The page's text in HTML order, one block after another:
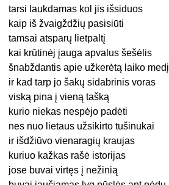
tarsi laukdamas kol jis išsiduos
kaip iš žvaigždžių pasisiūti
tamsai atsparų lietpaltį
kai krūtinėj įauga apvalus šešėlis
šnabždantis apie užkerėtą laiko medį
ir kad tarp jo šakų sidabrinis voras
viską pina į vieną tašką
kurio niekas nespėjo padėti
nes nuo lietaus užsikirto tušinukai
ir išdžiūvo vienaragių kraujas
kuriuo kažkas rašė istorijas
jose buvai virtęs į nežinią